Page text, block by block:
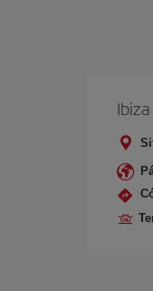
Ibiza